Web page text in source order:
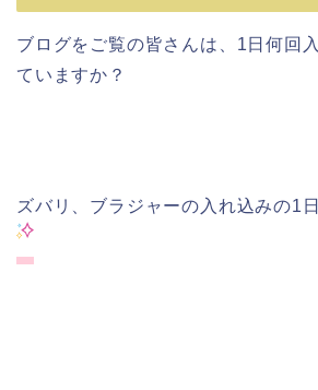
ブログをご覧の皆さんは、1日何回
ていますか？
ズバリ、ブラジャーの入れ込みの1